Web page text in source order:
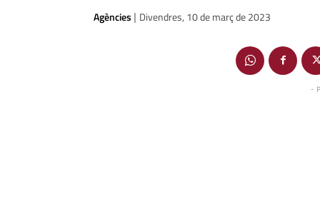
Agències | Divendres, 10 de març de 2023
-